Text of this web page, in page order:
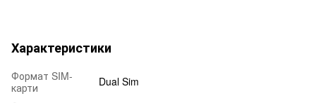
Характеристики
Формат SIM-
карти
Dual Sim